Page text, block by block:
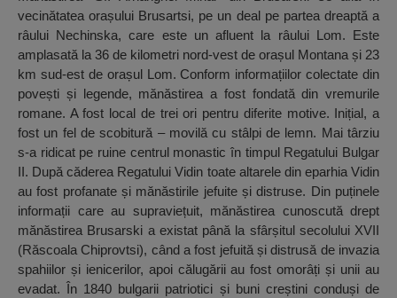
vecinătatea orașului Brusartsi, pe un deal pe partea dreaptă a
râului Nechinska, care este un afluent la râului Lom. Este
amplasată la 36 de kilometri nord-vest de orașul Montana și 23
km sud-est de orașul Lom. Conform informațiilor colectate din
povești și legende, mănăstirea a fost fondată din vremurile
romane. A fost local de trei ori pentru diferite motive. Inițial, a
fost un fel de scobitură – movilă cu stâlpi de lemn. Mai târziu
s-a ridicat pe ruine centrul monastic în timpul Regatului Bulgar
II. După căderea Regatului Vidin toate altarele din eparhia Vidin
au fost profanate și mănăstirile jefuite și distruse. Din puținele
informații care au supraviețuit, mănăstirea cunoscută drept
mănăstirea Brusarski a existat până la sfârșitul secolului XVII
(Răscoala Chiprovtsi), când a fost jefuită și distrusă de invazia
spahiilor și ienicerilor, apoi călugării au fost omorâți și unii au
evadat. În 1840 bulgarii patriotici și buni creștini conduși de